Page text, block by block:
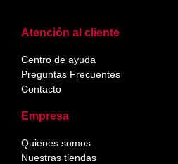
Atención al cliente
Centro de ayuda
Preguntas Frecuentes
Contacto
Empresa
Quienes somos
Nuestras tiendas